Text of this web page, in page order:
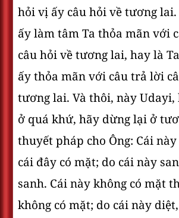
hỏi vị ấy câu hỏi về tương
ấy làm tâm Ta thỏa mãn với
câu hỏi về tương lai, hay là
ấy thỏa mãn với câu trả lời
tương lai. Và thôi, này
ở quá khứ, hãy dừng lại ở
thuyết pháp cho Ông: Cái
cái đây có mặt; do cái này
sanh. Cái này không có mặt
không có mặt; do cái này